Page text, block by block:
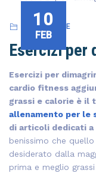
10
FEB
NOVASHAPE
Esercizi per
Esercizi per
cardio fitness
grassi e calorie è il
allenamento per le
di articoli dedicati
benissimo che
desiderato dalla
prima e meglio